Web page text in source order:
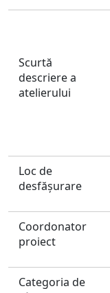
Scurtă
descriere a
atelierului
Loc de
desfăşurare
Coordonator
proiect
Categoria de